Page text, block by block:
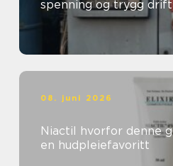
spenning og trygg drift
08. juni 2026
Niactil hvorfor denne gelkremen har blitt
en hudpleiefavoritt